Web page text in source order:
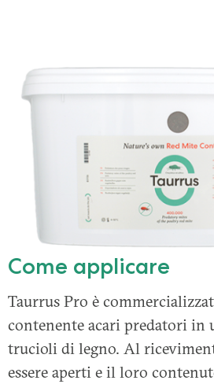
Come applicare
Taurrus Pro è
contenente acari predatori in
trucioli di legno. Al
essere aperti e il loro